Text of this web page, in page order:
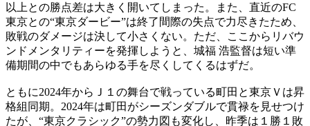
以上との勝点差は大きく開いてしまった。また、直近のFC
東京との“東京ダービー”は終了間際の失点で力尽きたため、
敗戦のダメージは決して小さくない。ただ、ここからリバウ
ンドメンタリティーを発揮しようと、城福 浩監督は短い準
備期間の中でもあらゆる手を尽くしてくるはずだ。
ともに2024年からＪ１の舞台で戦っている町田と東京Ｖは昇
格組同期。2024年は町田がシーズンダブルで貫禄を見せつけ
たが、“東京クラシック”の勢力図も変化し、昨季は１勝１敗